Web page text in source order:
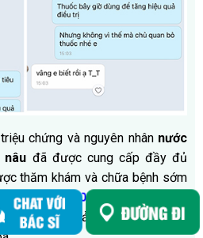
chứng và nguyên nhân nước
đã được cung cấp đầy đủ
thăm khám và chữa bệnh sớm
730 0222 – 086 5678 169
bác sĩ giải đáp cụ thể miễn